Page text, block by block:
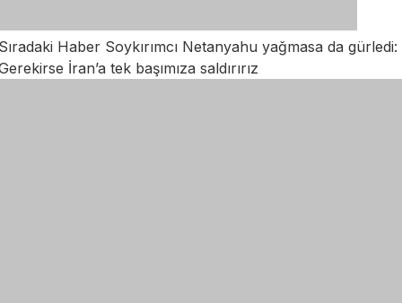
Haber Soykırımcı Netanyahu yağmasa da gürledi:
İran’a tek başımıza saldırırız